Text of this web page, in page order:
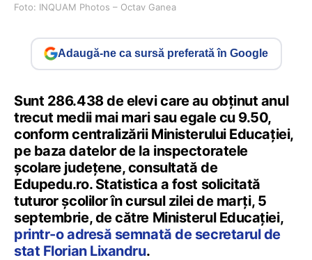
Foto: INQUAM Photos – Octav Ganea
Adaugă-ne ca sursă preferată în Google
Sunt 286.438 de elevi care au obținut anul
trecut medii mai mari sau egale cu 9.50,
conform centralizării Ministerului Educației,
pe baza datelor de la inspectoratele
școlare județene, consultată de
Edupedu.ro. Statistica a fost solicitată
tuturor școlilor în cursul zilei de marți, 5
septembrie, de către Ministerul Educației,
printr-o adresă semnată de secretarul de
stat Florian Lixandru.